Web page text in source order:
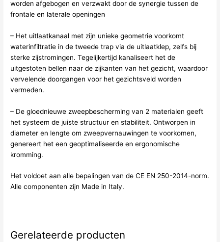
worden afgebogen en verzwakt door de synergie tussen de
frontale en laterale openingen
– Het uitlaatkanaal met zijn unieke geometrie voorkomt
waterinfiltratie in de tweede trap via de uitlaatklep, zelfs bij
sterke zijstromingen. Tegelijkertijd kanaliseert het de
uitgestoten bellen naar de zijkanten van het gezicht, waardoor
vervelende doorgangen voor het gezichtsveld worden
vermeden.
– De gloednieuwe zweepbescherming van 2 materialen geeft
het systeem de juiste structuur en stabiliteit. Ontworpen in
diameter en lengte om zweepvernauwingen te voorkomen,
genereert het een geoptimaliseerde en ergonomische
kromming.
Het voldoet aan alle bepalingen van de CE EN 250-2014-norm.
Alle componenten zijn Made in Italy.
Gerelateerde producten